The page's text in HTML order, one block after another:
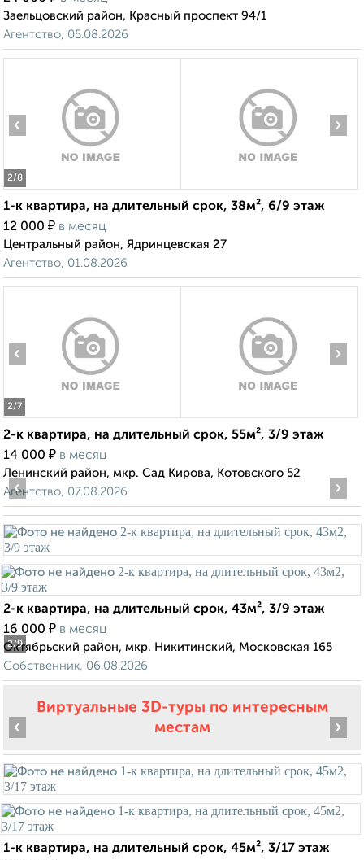
Заельцовский район, Красный проспект 94/1
Агентство, 05.08.2026
2/8
‹ ›
1-к квартира, на длительный срок, 38м², 6/9 этаж
12 000 ₽ в месяц
Центральный район, Ядринцевская 27
Агентство, 01.08.2026
2/7
‹ ›
2-к квартира, на длительный срок, 55м², 3/9 этаж
14 000 ₽ в месяц
Ленинский район, мкр. Сад Кирова, Котовского 52
Агентство, 07.08.2026
2/9
‹ ›
2-к квартира, на длительный срок, 43м², 3/9 этаж
16 000 ₽ в месяц
Октябрьский район, мкр. Никитинский, Московская 165
Собственник, 06.08.2026
Виртуальные 3D-туры по интересным
местам
‹ ›
1-к квартира, на длительный срок, 45м², 3/17 этаж